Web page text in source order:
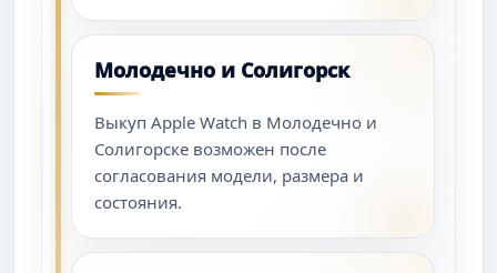
Молодечно и Солигорск
Выкуп Apple Watch в Молодечно и
Солигорске возможен после
согласования модели, размера и
состояния.